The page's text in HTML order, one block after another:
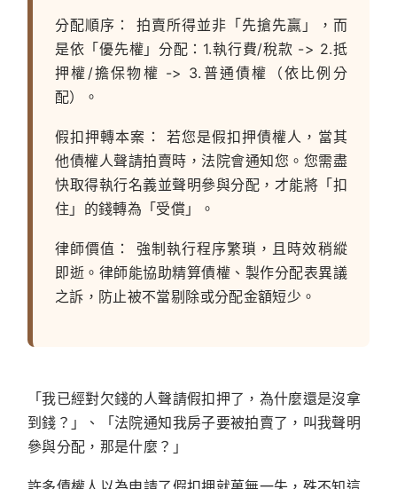
分配順序：
拍賣所得並非「先搶先贏」，而
是依「優先權」分配：1.執行費/稅款 -> 2.抵
押權/擔保物權 -> 3.普通債權（依比例分
配）。
假扣押轉本案：
若您是假扣押債權人，當其
他債權人聲請拍賣時，法院會通知您。您需盡
快取得執行名義並聲明參與分配，才能將「扣
住」的錢轉為「受償」。
律師價值：
強制執行程序繁瑣，且時效稍縱
即逝。律師能協助精算債權、製作分配表異議
之訴，防止被不當剔除或分配金額短少。
「我已經對欠錢的人聲請假扣押了，為什麼還是沒拿
到錢？」、「法院通知我房子要被拍賣了，叫我聲明
參與分配，那是什麼？」